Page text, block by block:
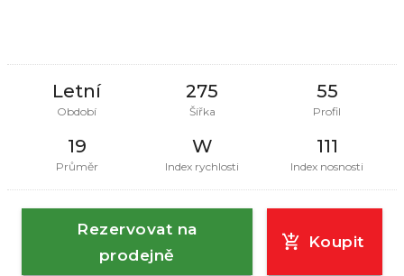
Letní
Období
275
Šířka
55
Profil
19
Průměr
W
Index rychlosti
111
Index nosnosti
Rezervovat na
prodejně
Koupit